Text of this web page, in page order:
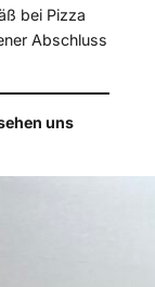
bei Pizza
Abschluss
uns